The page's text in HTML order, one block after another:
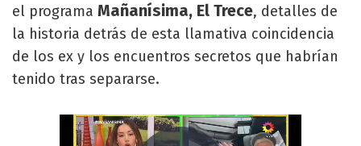
el programa Mañanísima, El Trece, detalles de
la historia detrás de esta llamativa coincidencia
de los ex y los encuentros secretos que habrían
tenido tras separarse.